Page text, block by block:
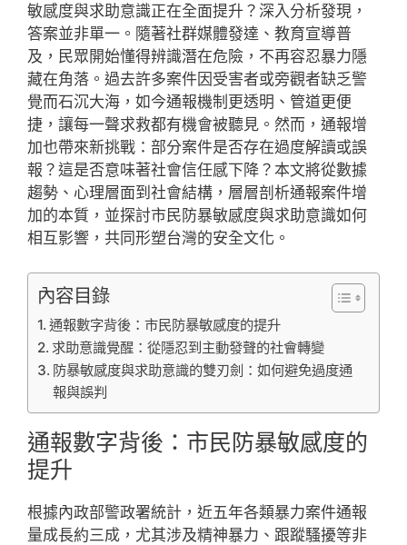
敏感度與求助意識正在全面提升？深入分析發現，
答案並非單一。隨著社群媒體發達、教育宣導普
及，民眾開始懂得辨識潛在危險，不再容忍暴力隱
藏在角落。過去許多案件因受害者或旁觀者缺乏警
覺而石沉大海，如今通報機制更透明、管道更便
捷，讓每一聲求救都有機會被聽見。然而，通報增
加也帶來新挑戰：部分案件是否存在過度解讀或誤
報？這是否意味著社會信任感下降？本文將從數據
趨勢、心理層面到社會結構，層層剖析通報案件增
加的本質，並探討市民防暴敏感度與求助意識如何
相互影響，共同形塑台灣的安全文化。
內容目錄
通報數字背後：市民防暴敏感度的提升
求助意識覺醒：從隱忍到主動發聲的社會轉變
防暴敏感度與求助意識的雙刃劍：如何避免過度通
報與誤判
通報數字背後：市民防暴敏感度的
提升
根據內政部警政署統計，近五年各類暴力案件通報
量成長約三成，尤其涉及精神暴力、跟蹤騷擾等非